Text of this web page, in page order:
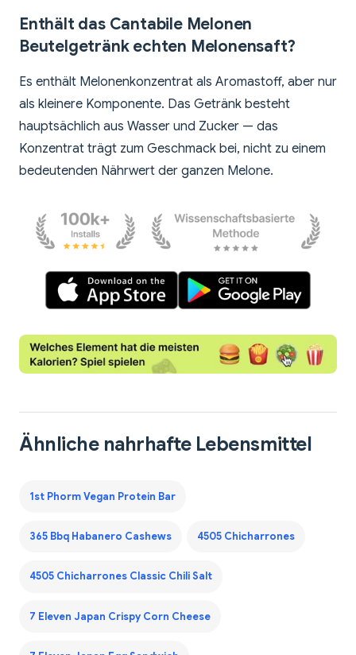
Enthält das Cantabile Melonen
Beutelgetränk echten Melonensaft?
Es enthält Melonenkonzentrat als Aromastoff, aber nur
als kleinere Komponente. Das Getränk besteht
hauptsächlich aus Wasser und Zucker — das
Konzentrat trägt zum Geschmack bei, nicht zu einem
bedeutenden Nährwert der ganzen Melone.
Ähnliche nahrhafte Lebensmittel
1st Phorm Vegan Protein Bar
365 Bbq Habanero Cashews 4505 Chicharrones
4505 Chicharrones Classic Chili Salt
7 Eleven Japan Crispy Corn Cheese